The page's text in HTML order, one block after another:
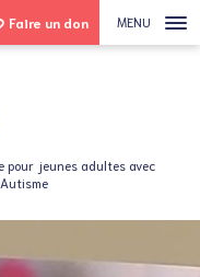
MENU
Faire un don
pour jeunes adultes avec